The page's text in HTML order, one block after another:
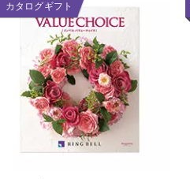
カタログギフト